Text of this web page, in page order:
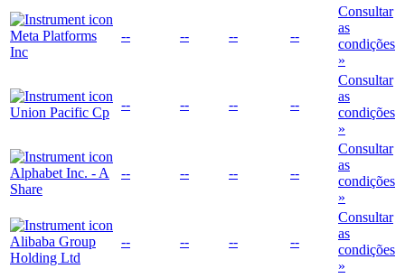
Meta Platforms
Inc
-- -- -- --
Consultar
as
condições
»
Union Pacific Cp
-- -- -- --
Consultar
as
condições
»
Alphabet Inc. - A
Share
-- -- -- --
Consultar
as
condições
»
Alibaba Group
Holding Ltd
-- -- -- --
Consultar
as
condições
»